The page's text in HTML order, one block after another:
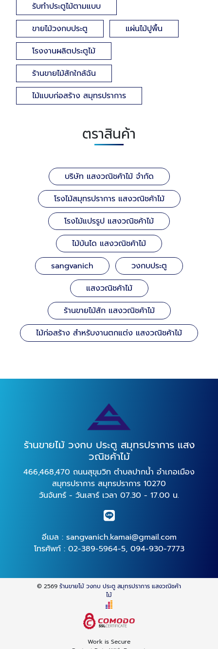
รับทำประตูไม้ตามแบบ
ขายไม้วงกบประตู
แผ่นไม้ปูพื้น
โรงงานผลิตประตูไม้
ร้านขายไม้สักใกล้ฉัน
ไม้แบบก่อสร้าง สมุทรปราการ
ตราสินค้า
บริษัท แสงวณิชค้าไม้ จำกัด
โรงไม้สมุทรปราการ แสงวณิชค้าไม้
โรงไม้แปรรูป แสงวณิชค้าไม้
ไม้บันได แสงวณิชค้าไม้
sangvanich
วงกบประตู
แสงวณิชค้าไม้
ร้านขายไม้สัก แสงวณิชค้าไม้
ไม้ก่อสร้าง สำหรับงานตกแต่ง แสงวณิชค้าไม้
ร้านขายไม้ วงกบ ประตู สมุทรปราการ แสง
วณิชค้าไม้
466,468,470 ถนนสุขุมวิท ตำบลปากน้ำ อำเภอเมือง
สมุทรปราการ สมุทรปราการ 10270
วันจันทร์ - วันเสาร์ เวลา 07.30 - 17.00 น.
อีเมล : sangvanich.kamai@gmail.com
โทรศัพท์ : 02-389-5964-5, 094-930-7773
© 2569 ร้านขายไม้ วงกบ ประตู สมุทรปราการ แสงวณิชค้า
ไม้
Work is Secure